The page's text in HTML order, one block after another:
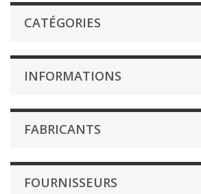
CATÉGORIES
INFORMATIONS
FABRICANTS
FOURNISSEURS